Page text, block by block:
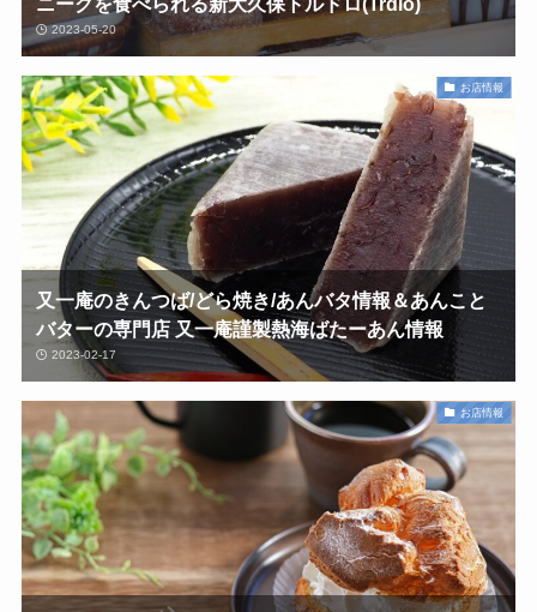
2023-05-20
お店情報
又一庵のきんつば/どら焼き/あんバタ情報＆あんこと
バターの専門店 又一庵謹製熱海ばたーあん情報
2023-02-17
お店情報